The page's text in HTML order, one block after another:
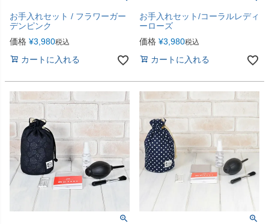
お手入れセット / フラワーガー
デンピンク
価格 ¥3,980税込
カートに入れる
お手入れセット/コーラルレディ
ーローズ
価格 ¥3,980税込
カートに入れる